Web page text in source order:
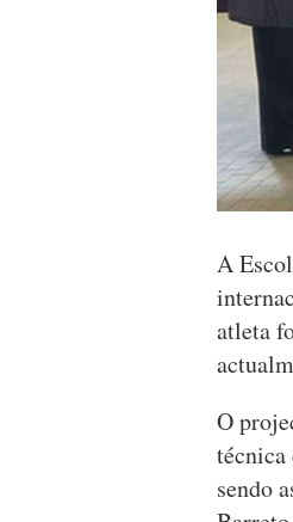
A
atleta
O
técnica
sendo